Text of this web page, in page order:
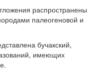
распространены
палеогеновой и
​​бучакский,
имеющих